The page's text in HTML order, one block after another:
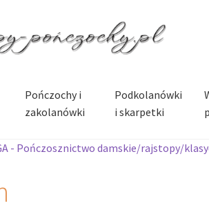
Pończochy i
zakolanówki
Podkolanówki
i skarpetki
- Pończosznictwo damskie/rajstopy/